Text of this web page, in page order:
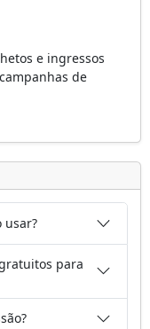
e ingressos
de
usar?
para